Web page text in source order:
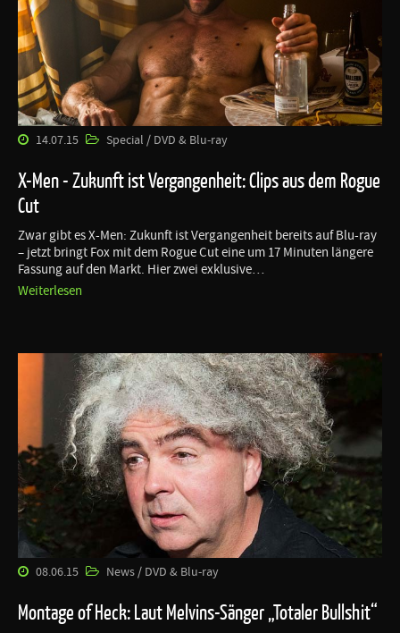
14.07.15 Special / DVD & Blu-ray
X-Men - Zukunft ist Vergangenheit: Clips aus dem Rogue
Cut
Zwar gibt es X-Men: Zukunft ist Vergangenheit bereits auf Blu-ray
– jetzt bringt Fox mit dem Rogue Cut eine um 17 Minuten längere
Fassung auf den Markt. Hier zwei exklusive…
Weiterlesen
08.06.15 News / DVD & Blu-ray
Montage of Heck: Laut Melvins-Sänger „Totaler Bullshit“